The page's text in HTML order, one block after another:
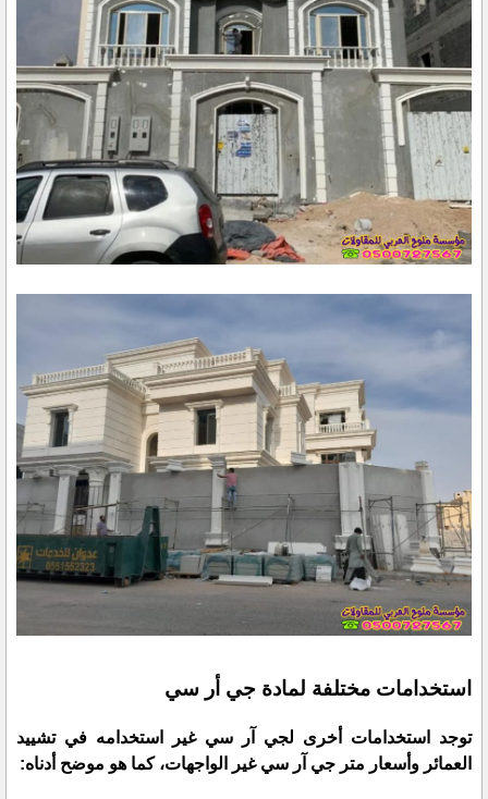
استخدامات مختلفة لمادة جي أر سي
توجد استخدامات أخرى لجي آر سي غير استخدامه في تشييد
العمائر وأسعار متر جي آر سي غير الواجهات، كما هو موضح أدناه: